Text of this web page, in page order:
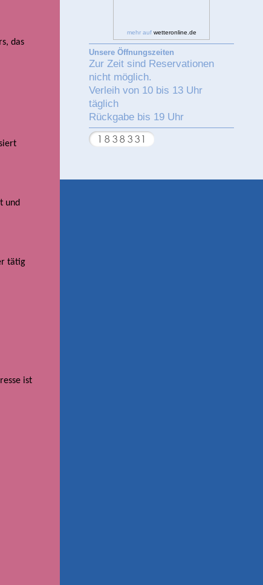
das
und
tätig
ist
mehr auf wetteronline.de
Unsere Öffnungszeiten
Zur Zeit sind Reservationen
nicht möglich.
Verleih von 10 bis 13 Uhr
täglich
Rückgabe bis 19 Uhr